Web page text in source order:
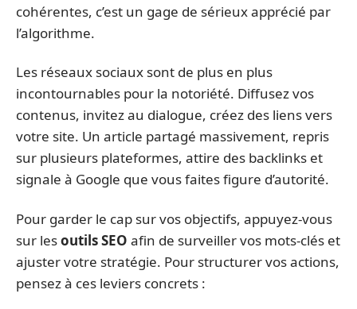
cohérentes, c’est un gage de sérieux apprécié par
l’algorithme.
Les réseaux sociaux sont de plus en plus
incontournables pour la notoriété. Diffusez vos
contenus, invitez au dialogue, créez des liens vers
votre site. Un article partagé massivement, repris
sur plusieurs plateformes, attire des backlinks et
signale à Google que vous faites figure d’autorité.
Pour garder le cap sur vos objectifs, appuyez-vous
sur lesoutils SEO afin de surveiller vos mots-clés et
ajuster votre stratégie. Pour structurer vos actions,
pensez à ces leviers concrets :